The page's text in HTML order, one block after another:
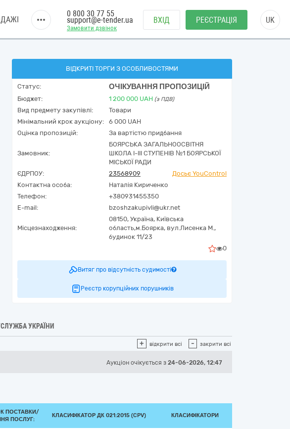
Замовити дзвінок
0 800 30 77 55
support@e-tender.ua ВХІД РЕЄСТРАЦІЯ UK
ВІДКРИТІ ТОРГИ З ОСОБЛИВОСТЯМИ
Статус: ОЧІКУВАННЯ ПРОПОЗИЦІЙ
Бюджет: 1 200 000 UAH (з ПДВ)
Вид предмету закупівлі:
Товари
Мінімальний крок аукціону:
6 000 UAH
Оцінка пропозицій:
За вартістю придбання
Замовник:
БОЯРСЬКА ЗАГАЛЬНООСВІТНЯ
ШКОЛА І-ІІІ СТУПЕНІВ №1 БОЯРСЬКОЇ
МІСЬКОЇ РАДИ
ЄДРПОУ:
23568909
Досьє YouControl
Контактна особа:
Наталія Кириченко
Телефон:
+380931455350
E-mail:
bzoshzakupivli@ukr.net
Місцезнаходження:
08150, Україна, Київська
область,м.Боярка, вул.Лисенка М.,
будинок 11/23
0
Витяг про відсутність судимості
Реєстр корупційних порушників
УКРАЇНИ
+ відкрити всі - закрити всі
Аукціон очікується з 24-06-2026, 12:47
ПОСТАВКИ/
ПОСЛУГ:
КЛАСИФІКАТОР ДК 021:2015 (CPV) КЛАСИФІКАТОРИ